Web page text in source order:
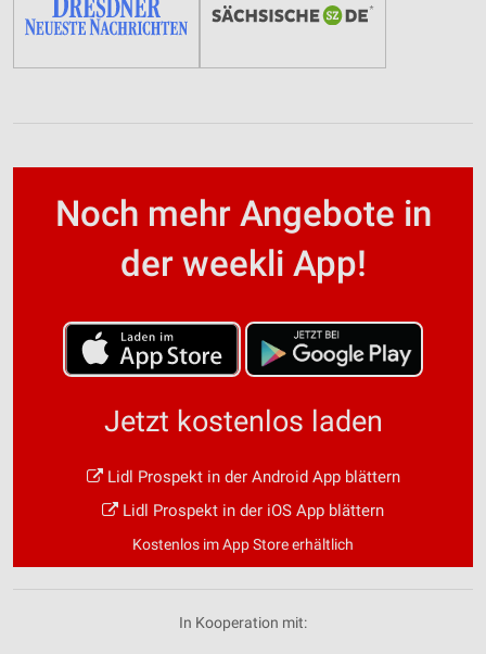
Noch mehr Angebote in
der weekli App!
Jetzt kostenlos laden
Lidl Prospekt in der Android App blättern
Lidl Prospekt in der iOS App blättern
Kostenlos im App Store erhältlich
In Kooperation mit: